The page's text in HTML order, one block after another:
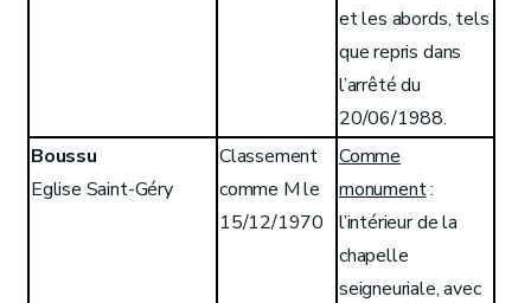
et les abords, tels
que repris dans
l’arrêté du
20/06/1988.
Boussu
Eglise Saint-Géry
Classement
comme M le
15/12/1970
Comme
monument:
l’intérieur de la
chapelle
seigneuriale, avec